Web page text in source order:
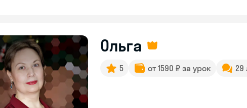
Ольга
5 от 1590 ₽ за урок 29